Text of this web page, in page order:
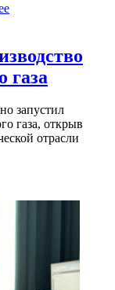
газа
запустил
газа, открыв
отрасли